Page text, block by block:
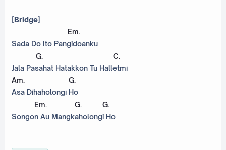
[Bridge]
Em.
Sada Do Ito Pangidoanku
G. C.
Jala Pasahat Hatakkon Tu Halletmi
Am. G.
Asa Dihaholongi Ho
Em. G. G.
Songon Au Mangkaholongi Ho